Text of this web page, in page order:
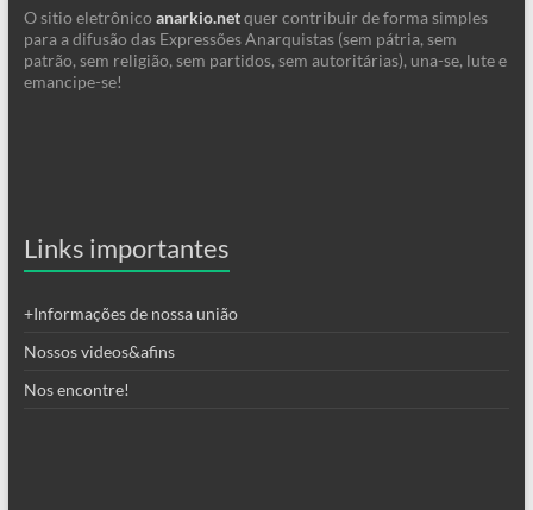
O sitio eletrônico anarkio.netquer contribuir de forma simples
para a difusão das Expressões Anarquistas (sem pátria, sem
patrão, sem religião, sem partidos, sem autoritárias), una-se, lute e
emancipe-se!
Links importantes
+Informações de nossa união
Nossos videos&afins
Nos encontre!